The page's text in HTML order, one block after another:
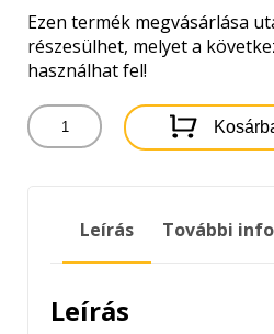
Ezen termék megvásárlása
részesülhet, melyet a
használhat fel!
OPT
OP-
mennyiség
Leírás További
Leírás